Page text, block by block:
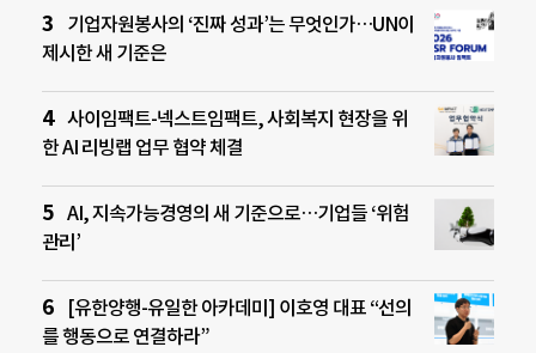
기업자원봉사의 ‘진짜 성과’는 무엇인가…UN이
제시한 새 기준은
사이임팩트-넥스트임팩트, 사회복지 현장을 위
한 AI 리빙랩 업무 협약 체결
AI, 지속가능경영의 새 기준으로…기업들 ‘위험
관리’
[유한양행-유일한 아카데미] 이호영 대표 “선의
를 행동으로 연결하라”